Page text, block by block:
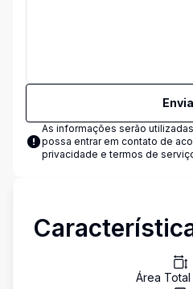
As informações serão
possa entrar em contato de
privacidade e termos de
Área Total